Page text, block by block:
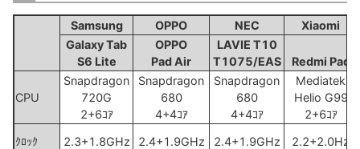
Samsung OPPO NEC
Xiaomi
Galaxy Tab
S6 Lite
OPPO
Pad Air
LAVIE T10
T1075/EAS
Redmi Pad
CPU
Snapdragon
720G
2+6ｺｱ
Snapdragon
680
4+4ｺｱ
Snapdragon
680
4+4ｺｱ
Mediatek
Helio G99
2+6ｺｱ
ｸﾛｯｸ
2.3+1.8GHz 2.4+1.9GHz 2.4+1.9GHz 2.2+2.0Hz